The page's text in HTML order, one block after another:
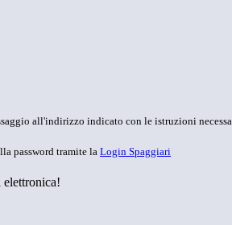
all'indirizzo indicato con le istruzioni
password tramite la Login Spaggiari
elettronica!